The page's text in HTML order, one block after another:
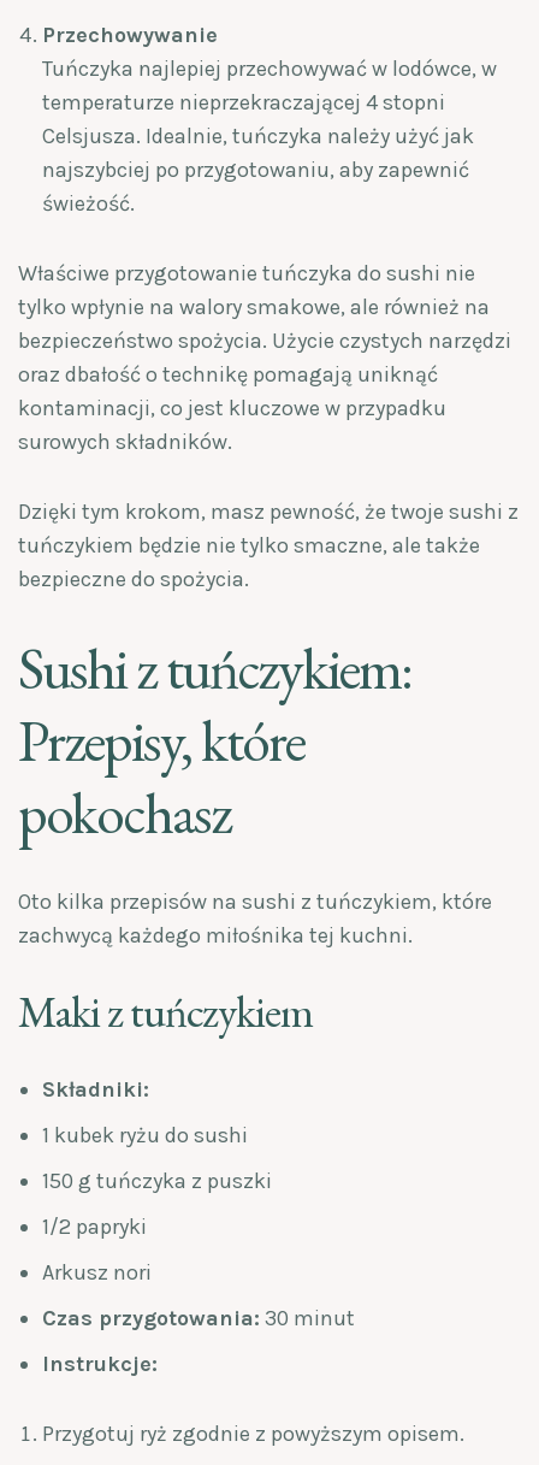
Przechowywanie
Tuńczyka najlepiej przechowywać w lodówce, w
temperaturze nieprzekraczającej 4 stopni
Celsjusza. Idealnie, tuńczyka należy użyć jak
najszybciej po przygotowaniu, aby zapewnić
świeżość.
Właściwe przygotowanie tuńczyka do sushi nie
tylko wpłynie na walory smakowe, ale również na
bezpieczeństwo spożycia. Użycie czystych narzędzi
oraz dbałość o technikę pomagają uniknąć
kontaminacji, co jest kluczowe w przypadku
surowych składników.
Dzięki tym krokom, masz pewność, że twoje sushi z
tuńczykiem będzie nie tylko smaczne, ale także
bezpieczne do spożycia.
Sushi z tuńczykiem:
Przepisy, które
pokochasz
Oto kilka przepisów na sushi z tuńczykiem, które
zachwycą każdego miłośnika tej kuchni.
Maki z tuńczykiem
Składniki:
1 kubek ryżu do sushi
150 g tuńczyka z puszki
1/2 papryki
Arkusz nori
Czas przygotowania: 30 minut
Instrukcje:
Przygotuj ryż zgodnie z powyższym opisem.